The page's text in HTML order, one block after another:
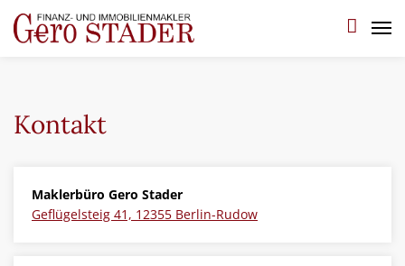
Über mich
Angebote
Kontakt
Maklerbüro Gero Stader
Geflügelsteig 41, 12355 Berlin-Rudow